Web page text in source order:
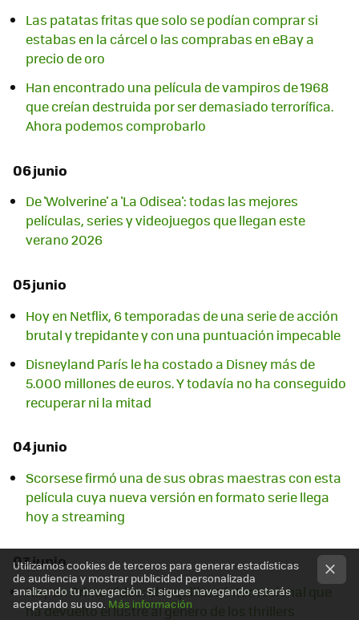
Las patatas fritas que solo se podían comprar si
estabas en la cárcel o las comprabas en eBay a
precio de oro
Han encontrado una película de vampiros de 1968
que creían destruida por ser demasiado terrorífica.
Ahora podemos comprobarlo
06 junio
De 'Wolverine' a 'La Odisea': todas las mejores
películas, series y videojuegos que llegan este
verano 2026
05 junio
Hoy en Netflix, 6 temporadas de una serie de acción
brutal y trepidante y con una puntuación impecable
Disneyland París le ha costado a Disney más de
5.000 millones de euros. Y todavía no ha conseguido
recuperar ni la mitad
04 junio
Scorsese firmó una de sus obras maestras con esta
película cuya nueva versión en formato serie llega
hoy a streaming
03 junio
Hoy en Prime Video: el taquillazo internacional que
ha devuelto el lustre al género de los thrillers
Utilizamos cookies de terceros para generar estadísticas
de audiencia y mostrar publicidad personalizada
analizando tu navegación. Si sigues navegando estarás
aceptando su uso. Más información